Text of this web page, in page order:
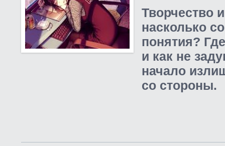
Творчество
насколько
понятия?
и как не
начало
со стороны.